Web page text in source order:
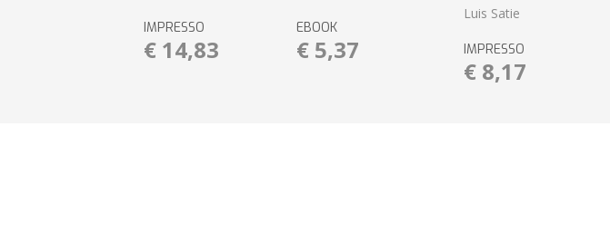
IMPRESSO
€ 14,83
EBOOK
€ 5,37
Luis Satie
IMPRESSO
€ 8,17